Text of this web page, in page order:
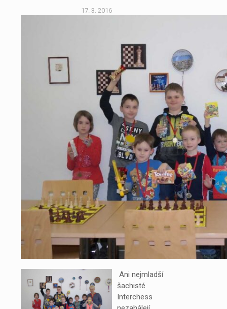
17. 3. 2016
Ani nejmladší
šachisté
Interchess